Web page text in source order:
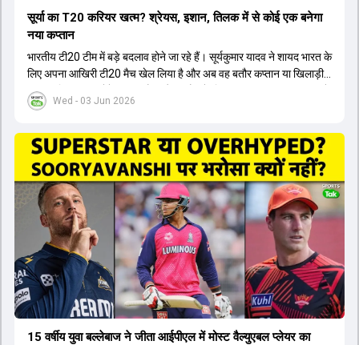
Wed - 03 Jun 2026
सूर्या का T20 करियर खत्म? श्रेयस, इशान, तिलक में से कोई एक बनेगा
नया कप्तान
भारतीय टी20 टीम में बड़े बदलाव होने जा रहे हैं। सूर्यकुमार यादव ने शायद भारत के
लिए अपना आखिरी टी20 मैच खेल लिया है और अब वह बतौर कप्तान या खिलाड़ी
टीम का हिस्सा नहीं होंगे। आयरलैंड और इंग्लैंड के खिलाफ आगामी टी20 सीरीज के
लिए नए कप्तान की तलाश जारी है। इस रेस में श्रेयस अय्यर सबसे आगे चल रहे
पटेल इस रेस में काफी पीछे हैं, जबकि संजू सैमसन और रजत पाटीदार कप्तानी की
दौड़ से बाहर हैं। आगामी सीरीज के लिए वैभव सूर्यवंशी को तीसरे ओपनर के तौर पर
टीम में शामिल किया जाएगा, जबकि अभिषेक शर्मा और संजू सैमसन पहली पसंद
होंगे। इसके अलावा नीतीश रेड्डी को बतौर ऑलराउंडर ज्यादा मौके मिलेंगे। अजीत
अगरकर की अगुवाई वाली चयन समिति और कोच गौतम गंभीर आगामी टी20 वर्ल्ड
कप और 2028 ओलंपिक के लिए लंबी अवधि का विजन लेकर चल रहे हैं।
15 वर्षीय युवा बल्लेबाज ने जीता आईपीएल में मोस्ट वैल्युएबल प्लेयर का